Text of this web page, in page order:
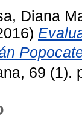
Diana
69 (1).